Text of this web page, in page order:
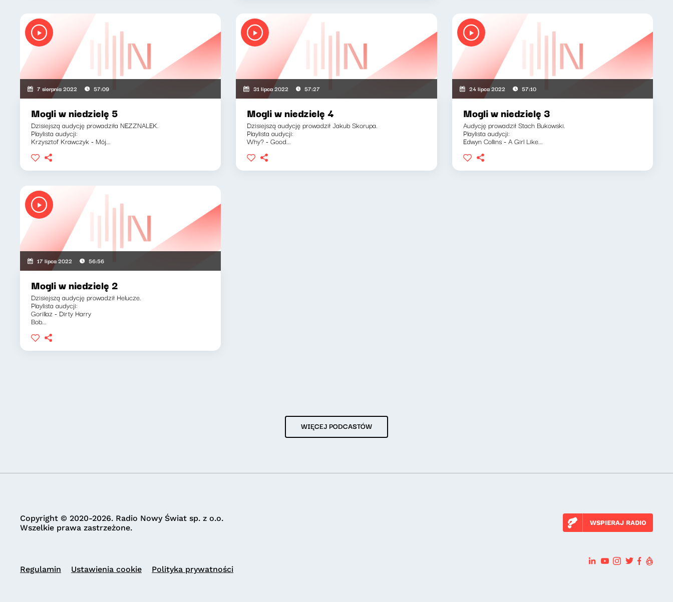
7 sierpnia 2022 57:09
Mogli w niedzielę 5
Dzisiejszą audycję prowadziła NEZZNALEK.
Playlista audycji:
Krzysztof Krawczyk - Mój...
31 lipca 2022 57:27
Mogli w niedzielę 4
Dzisiejszą audycję prowadził Jakub Skorupa.
Playlista audycji:
Why? - Good...
24 lipca 2022 57:10
Mogli w niedzielę 3
Audycję prowadził Stach Bukowski.
Playlista audycji:
Edwyn Collins - A Girl Like...
17 lipca 2022 56:56
Mogli w niedzielę 2
Dzisiejszą audycję prowadził Helucze.
Playlista audycji:
Gorillaz - Dirty Harry
Bob...
WIĘCEJ PODCASTÓW
Copyright © 2020-2026. Radio Nowy Świat sp. z o.o.
Wszelkie prawa zastrzeżone.
WSPIERAJ RADIO
Regulamin Ustawienia cookie Polityka prywatności